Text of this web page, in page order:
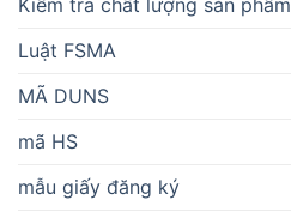
Kiểm tra chất lượng sản phẩm
Luật FSMA
MÃ DUNS
mã HS
mẫu giấy đăng ký